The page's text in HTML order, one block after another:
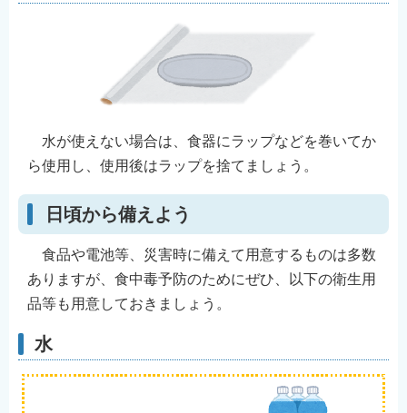
水が使えない場合は、食器にラップなどを巻いてか
ら使用し、使用後はラップを捨てましょう。
日頃から備えよう
食品や電池等、災害時に備えて用意するものは多数
ありますが、食中毒予防のためにぜひ、以下の衛生用
品等も用意しておきましょう。
水